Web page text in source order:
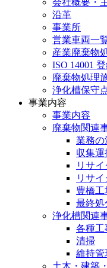
沿革
事業所
営業車両一
産業廃棄物
ISO 14001
廃棄物処理
浄化槽保守
事業内容
事業内容
廃棄物関連
業務の
収集運
リサ
リサ
豊橋工
最終処
浄化槽関連
各種工
清掃
維持管
土木・建築